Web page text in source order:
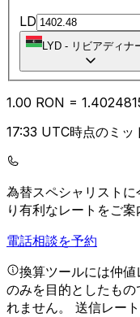
LD
LYD - リビアディナ
1.00 RON = 1.40
17:33 UTC時点のミッ
為替スペシャリストに
り有利なレートをご案
電話相談を予約
換算ツールには仲
のみを目的としたも
れません。 送信レー